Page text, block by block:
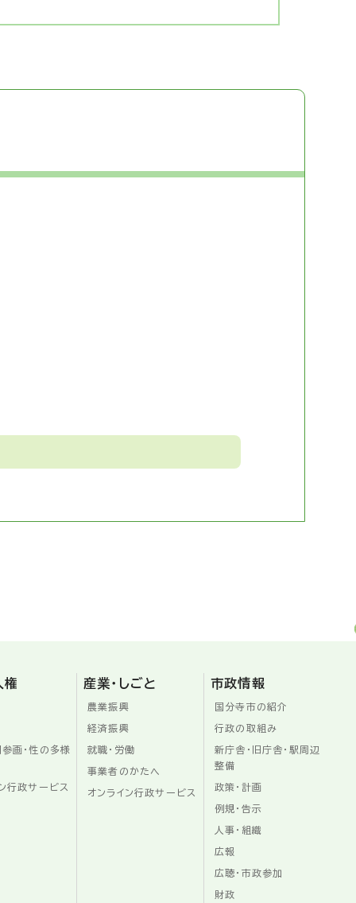
権
画・性の多様
行政サービス
産業・しごと
農業振興
経済振興
就職・労働
事業者のかたへ
オンライン行政サービス
市政情報
国分寺市の紹介
行政の取組み
新庁舎・旧庁舎・駅周辺
整備
政策・計画
例規・告示
人事・組織
広報
広聴・市政参加
財政